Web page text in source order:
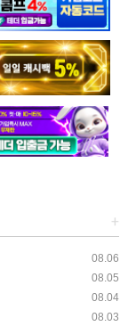
+
08.06
08.05
08.04
08.03